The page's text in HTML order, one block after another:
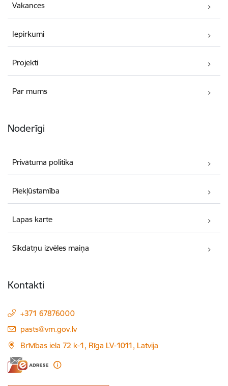
Vakances
Iepirkumi
Projekti
Par mums
Noderīgi
Privātuma politika
Piekļūstamība
Lapas karte
Sīkdatņu izvēles maiņa
Kontakti
+371 67876000
E-pasts:
pasts@vm.gov.lv
Brīvības iela 72 k-1, Rīga LV-1011, Latvija